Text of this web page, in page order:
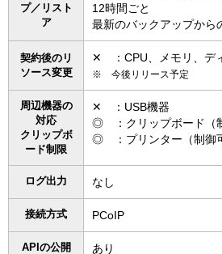
プ／リスト
ア
12時間ごと
最新のバックアップから
契約後のリ
ソース変更
✕ ：CPU、メモリ、デ
※ 今後リリース予定
周辺機器の
対応
クリップボ
ード制限
✕ ：USB機器
◎ ：クリップボード（
◎ ：プリンター（制御
ログ出力 なし
接続方式 PCoIP
APIの公開 あり